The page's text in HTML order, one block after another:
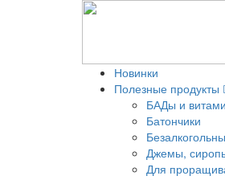
Новинки
Полезные продукты
БАДы и
Батончики
Джемы,
Для